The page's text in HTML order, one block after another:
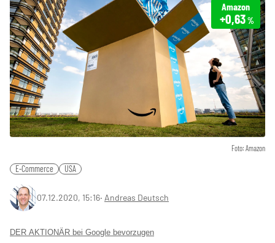
Foto: Amazon
Amazon
+0,63%
E-Commerce USA
07.12.2020, 15:16‧ Andreas Deutsch
DER AKTIONÄR bei Google bevorzugen